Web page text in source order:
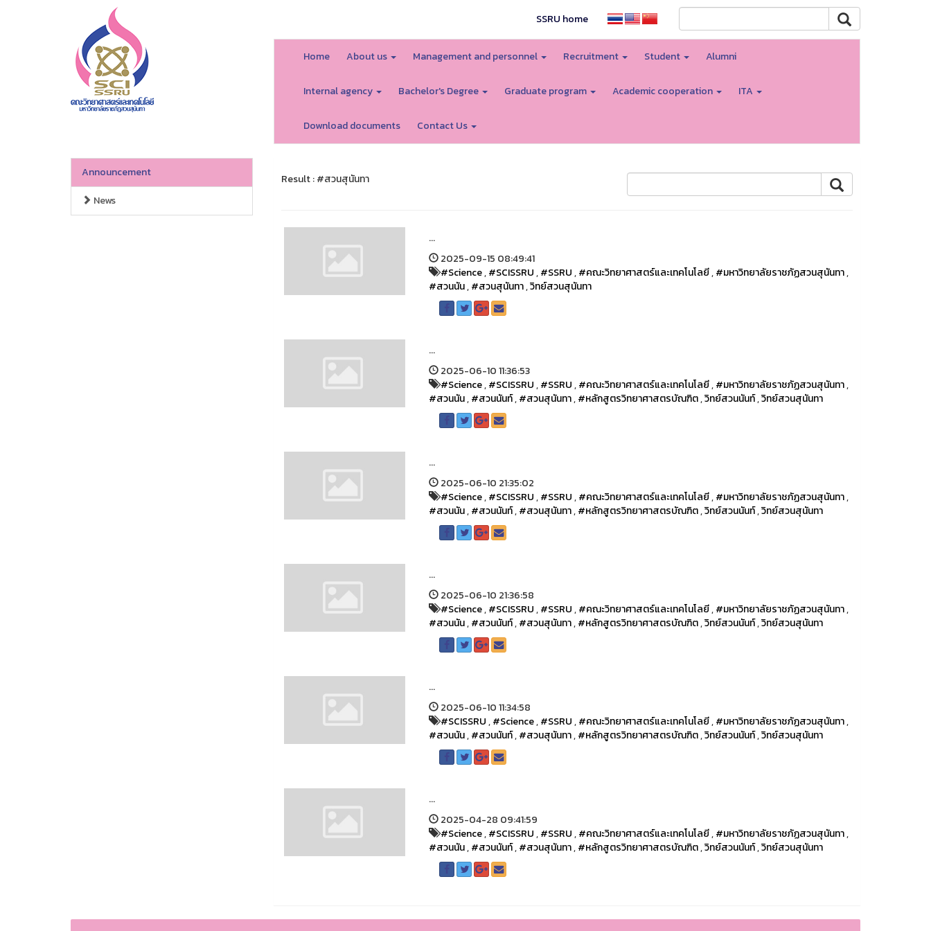
SSRU home
Home About us Management and personnel Recruitment Student Alumni
Internal agency Bachelor's Degree Graduate program Academic cooperation ITA
Download documents Contact Us
Announcement
News
Result : #สวนสุนันทา
...
2025-09-15 08:49:41
#Science,#SCISSRU,#SSRU,#คณะวิทยาศาสตร์และเทคโนโลยี,#มหาวิทยาลัยราชภัฏสวนสุนันทา,
#สวนนัน,#สวนสุนันทา,วิทย์สวนสุนันทา
...
2025-06-10 11:36:53
#Science,#SCISSRU,#SSRU,#คณะวิทยาศาสตร์และเทคโนโลยี,#มหาวิทยาลัยราชภัฏสวนสุนันทา,
#สวนนัน,#สวนนันท์,#สวนสุนันทา,#หลักสูตรวิทยาศาสตรบัณฑิต,วิทย์สวนนันท์,วิทย์สวนสุนันทา
...
2025-06-10 21:35:02
#Science,#SCISSRU,#SSRU,#คณะวิทยาศาสตร์และเทคโนโลยี,#มหาวิทยาลัยราชภัฏสวนสุนันทา,
#สวนนัน,#สวนนันท์,#สวนสุนันทา,#หลักสูตรวิทยาศาสตรบัณฑิต,วิทย์สวนนันท์,วิทย์สวนสุนันทา
...
2025-06-10 21:36:58
#Science,#SCISSRU,#SSRU,#คณะวิทยาศาสตร์และเทคโนโลยี,#มหาวิทยาลัยราชภัฏสวนสุนันทา,
#สวนนัน,#สวนนันท์,#สวนสุนันทา,#หลักสูตรวิทยาศาสตรบัณฑิต,วิทย์สวนนันท์,วิทย์สวนสุนันทา
...
2025-06-10 11:34:58
#SCISSRU,#Science,#SSRU,#คณะวิทยาศาสตร์และเทคโนโลยี,#มหาวิทยาลัยราชภัฏสวนสุนันทา,
#สวนนัน,#สวนนันท์,#สวนสุนันทา,#หลักสูตรวิทยาศาสตรบัณฑิต,วิทย์สวนนันท์,วิทย์สวนสุนันทา
...
2025-04-28 09:41:59
#Science,#SCISSRU,#SSRU,#คณะวิทยาศาสตร์และเทคโนโลยี,#มหาวิทยาลัยราชภัฏสวนสุนันทา,
#สวนนัน,#สวนนันท์,#สวนสุนันทา,#หลักสูตรวิทยาศาสตรบัณฑิต,วิทย์สวนนันท์,วิทย์สวนสุนันทา